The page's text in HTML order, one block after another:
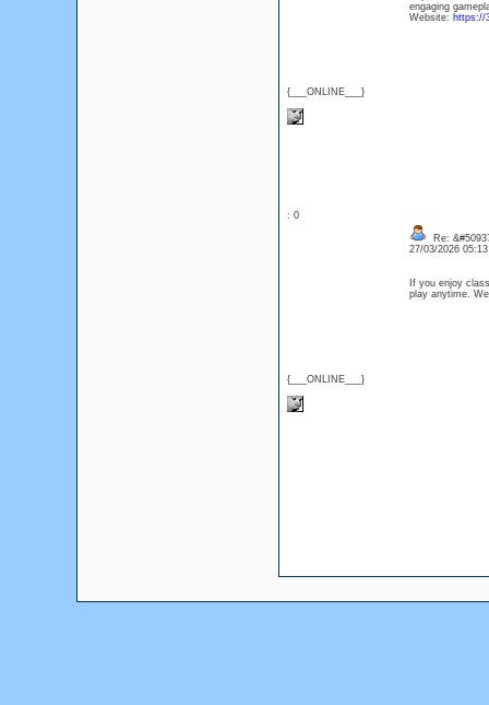
{___ONLINE___}
engaging
Website: https://
: 0
{___ONLINE___}
Re:
27/03/2026
If you enjoy
play anytime.